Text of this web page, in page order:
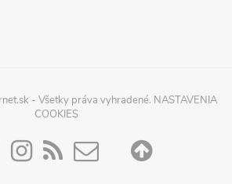
- Všetky práva vyhradené. NASTAVENIA
COOKIES